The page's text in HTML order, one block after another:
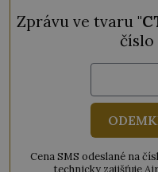
Zprávu ve tvaru "
číslo
Cena SMS odeslané na
technicky zajišťuje